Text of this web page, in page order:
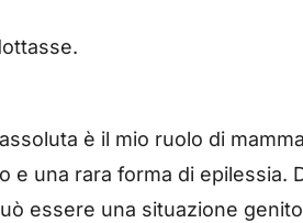
è il mio ruolo di
una rara forma di epilessia.
essere una situazione